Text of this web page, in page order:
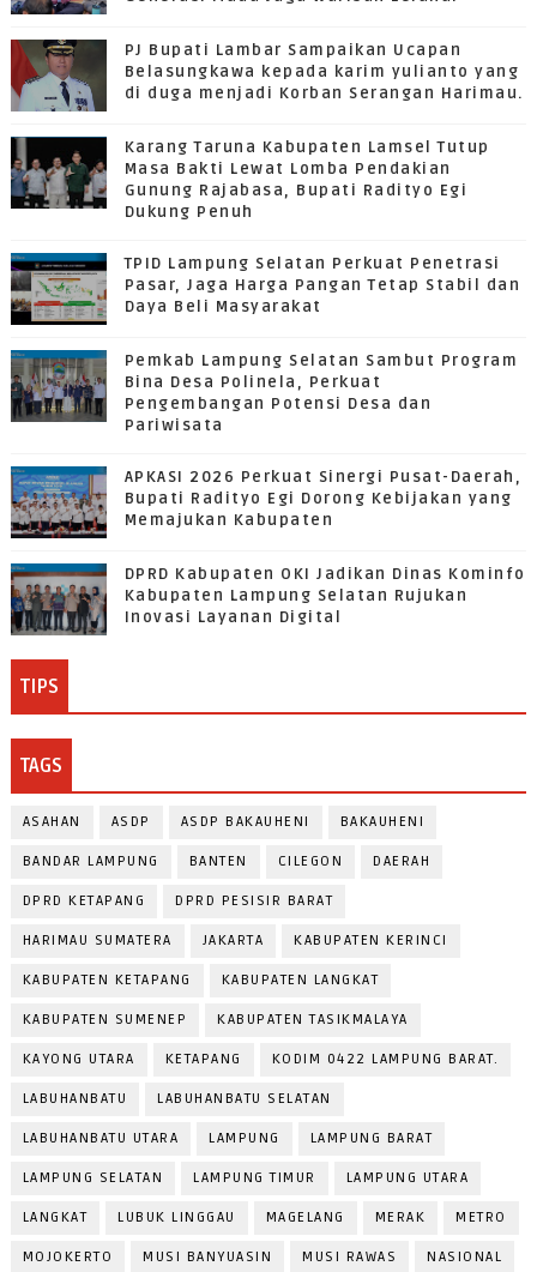
PJ Bupati Lambar Sampaikan Ucapan
Belasungkawa kepada karim yulianto yang
di duga menjadi Korban Serangan Harimau.
Karang Taruna Kabupaten Lamsel Tutup
Masa Bakti Lewat Lomba Pendakian
Gunung Rajabasa, Bupati Radityo Egi
Dukung Penuh
TPID Lampung Selatan Perkuat Penetrasi
Pasar, Jaga Harga Pangan Tetap Stabil dan
Daya Beli Masyarakat
Pemkab Lampung Selatan Sambut Program
Bina Desa Polinela, Perkuat
Pengembangan Potensi Desa dan
Pariwisata
APKASI 2026 Perkuat Sinergi Pusat-Daerah,
Bupati Radityo Egi Dorong Kebijakan yang
Memajukan Kabupaten
DPRD Kabupaten OKI Jadikan Dinas Kominfo
Kabupaten Lampung Selatan Rujukan
Inovasi Layanan Digital
TIPS
TAGS
ASAHAN ASDP ASDP BAKAUHENI BAKAUHENI
BANDAR LAMPUNG BANTEN CILEGON DAERAH
DPRD KETAPANG DPRD PESISIR BARAT
HARIMAU SUMATERA JAKARTA KABUPATEN KERINCI
KABUPATEN KETAPANG KABUPATEN LANGKAT
KABUPATEN SUMENEP KABUPATEN TASIKMALAYA
KAYONG UTARA KETAPANG KODIM 0422 LAMPUNG BARAT.
LABUHANBATU LABUHANBATU SELATAN
LABUHANBATU UTARA LAMPUNG LAMPUNG BARAT
LAMPUNG SELATAN LAMPUNG TIMUR LAMPUNG UTARA
LANGKAT LUBUK LINGGAU MAGELANG MERAK METRO
MOJOKERTO MUSI BANYUASIN MUSI RAWAS NASIONAL